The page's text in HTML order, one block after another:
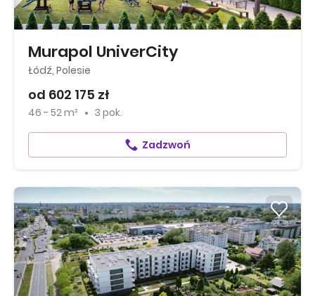
Murapol UniverCity
Łódź, Polesie
od 602 175 zł
46 - 52 m² 3 pok.
Zadzwoń